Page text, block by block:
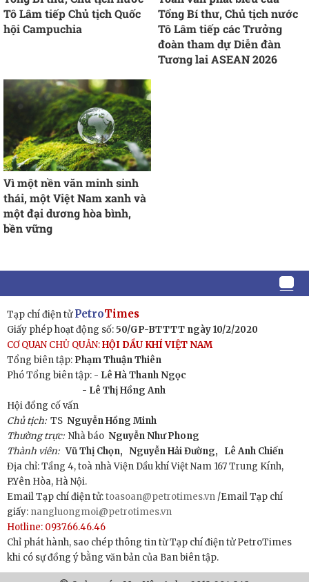
Tô Lâm tiếp Chủ tịch Quốc
hội Campuchia
Tổng Bí thư, Chủ tịch nước
Tô Lâm tiếp các Trưởng
đoàn tham dự Diễn đàn
Tương lai ASEAN 2026
Vì một nền văn minh sinh
thái, một Việt Nam xanh và
một đại dương hòa bình,
bền vững
Tạp chí điện tửPetroTimes
Giấy phép hoạt động số: 50/GP-BTTTT ngày 10/2/2020
CƠ QUAN CHỦ QUẢN:HỘI DẦU KHÍ VIỆT NAM
Tổng biên tập: Phạm Thuận Thiên
Phó Tổng biên tập: - Lê Hà Thanh Ngọc
- Lê Thị Hồng Anh
Hội đồng cố vấn
Chủ tịch:TS Nguyễn Hồng Minh
Thường trực: Nhà báo Nguyễn Như Phong
Thành viên: Vũ Thị Chọn, Nguyễn Hải Đường,
Lê Anh Chiến
Địa chỉ: Tầng 4, toà nhà Viện Dầu khí Việt Nam 167 Trung Kính,
P.Yên Hòa, Hà Nội.
Email Tạp chí điện tử:toasoan@petrotimes.vn/Email Tạp chí
giấy: nangluongmoi@petrotimes.vn
Hotline: 0937.66.46.46
Chỉ phát hành, sao chép thông tin từ Tạp chí điện tử PetroTimes
khi có sự đồng ý bằng văn bản của Ban biên tập.